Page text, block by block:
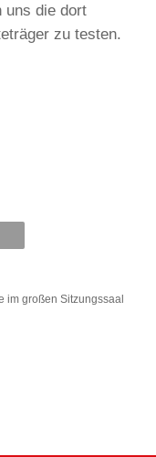
uns die dort
zu testen.
im großen Sitzungssaal